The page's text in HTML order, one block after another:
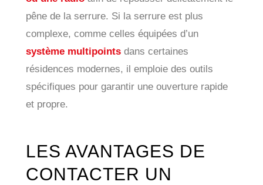
pêne de la serrure. Si la serrure est plus
complexe, comme celles équipées d’un
système multipointsdans certaines
résidences modernes, il emploie des outils
spécifiques pour garantir une ouverture rapide
et propre.
LES AVANTAGES DE
CONTACTER UN